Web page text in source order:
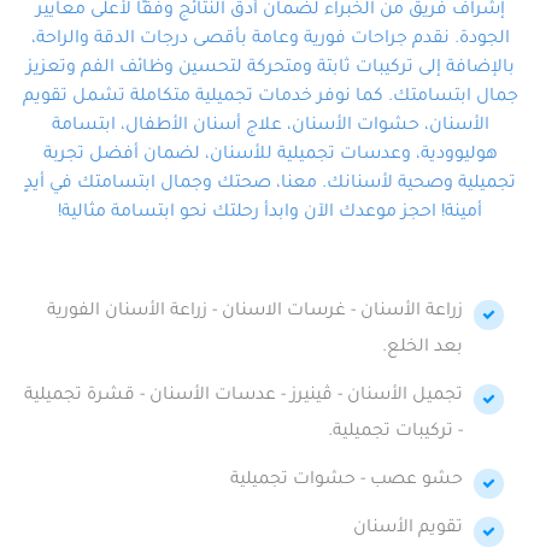
احترافية ودقة.
إشراف فريق من الخبراء لضمان أدق النتائج وفقًا لأعلى معايير
الجودة. نقدم جراحات فورية وعامة بأقصى درجات الدقة والراحة،
بالإضافة إلى تركيبات ثابتة ومتحركة لتحسين وظائف الفم وتعزيز
جمال ابتسامتك. كما نوفر خدمات تجميلية متكاملة تشمل تقويم
الأسنان، حشوات الأسنان، علاج أسنان الأطفال، ابتسامة
هوليوودية، وعدسات تجميلية للأسنان، لضمان أفضل تجربة
تجميلية وصحية لأسنانك. معنا، صحتك وجمال ابتسامتك في أيدٍ
أمينة! احجز موعدك الآن وابدأ رحلتك نحو ابتسامة مثالية!
زراعة الأسنان - غرسات الاسنان - زراعة الأسنان الفورية
بعد الخلع.
تجميل الأسنان - ڤينيرز - عدسات الأسنان - قشرة تجميلية
- تركيبات تجميلية.
حشو عصب - حشوات تجميلية
تقويم الأسنان